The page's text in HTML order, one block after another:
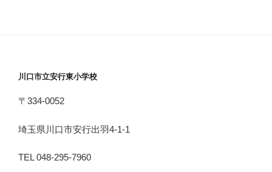
川口市立安行東小学校
〒334-0052
埼玉県川口市安行出羽4-1-1
TEL 048-295-7960